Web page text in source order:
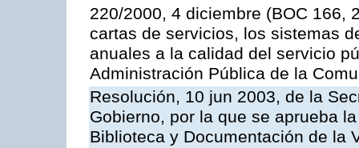
220/2000, 4 diciembre (BOC 166,
cartas de servicios, los sistemas
anuales a la calidad del servicio
Administración Pública de la
Resolución, 10 jun 2003, de la
Gobierno, por la que se aprueba
Biblioteca y Documentación de la